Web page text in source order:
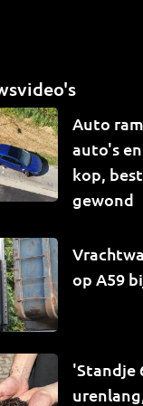
Auto
auto's
kop,
gewond
op A59
'Standje